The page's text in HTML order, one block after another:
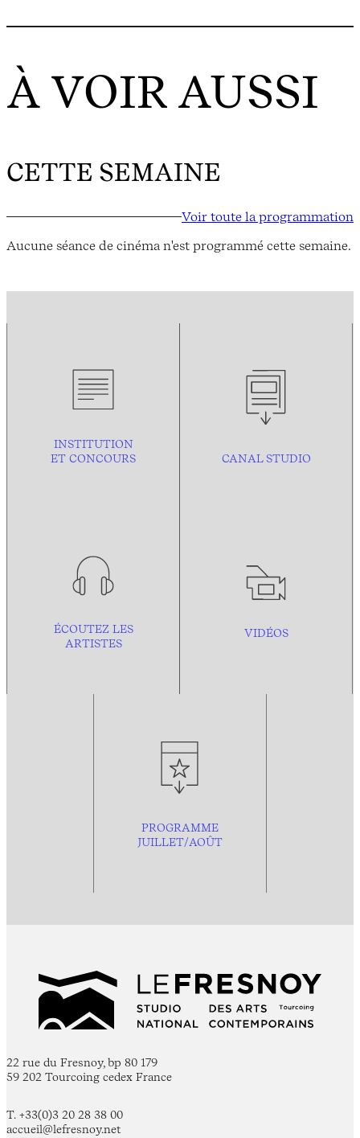
À VOIR AUSSI
CETTE SEMAINE
Voir toute la programmation
Aucune séance de cinéma n'est programmé cette semaine.
INSTITUTION
ET CONCOURS
CANAL STUDIO
ÉCOUTEZ LES
ARTISTES
VIDÉOS
PROGRAMME
JUILLET/AOÛT
22 rue du Fresnoy, bp 80 179
59 202 Tourcoing cedex France
T. +33(0)3 20 28 38 00
accueil@lefresnoy.net